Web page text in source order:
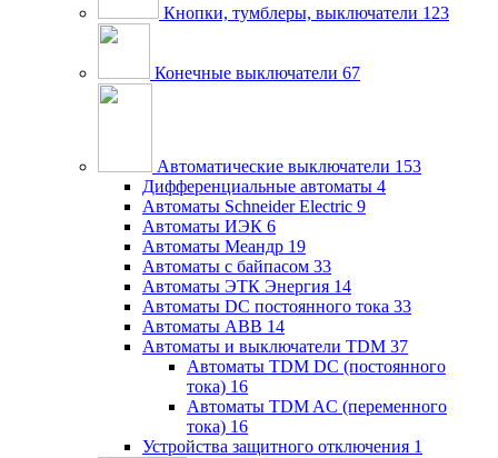
Кнопки, тумблеры, выключатели 123
Конечные выключатели 67
Автоматические выключатели 153
Дифференциальные автоматы 4
Автоматы Schneider Electric 9
Автоматы ИЭК 6
Автоматы Меандр 19
Автоматы с байпасом 33
Автоматы ЭТК Энергия 14
Автоматы DC постоянного тока 33
Автоматы ABB 14
Автоматы и выключатели TDM 37
Автоматы TDM DC (постоянного
тока) 16
Автоматы TDM AC (переменного
тока) 16
Устройства защитного отключения 1